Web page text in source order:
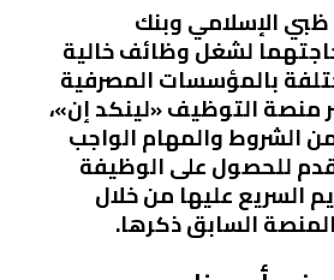
الإسلامي وبنك
لشغل وظائف خالية
بالمؤسسات المصرفية
منصة التوظيف «لينكد إن»،
الشروط والمهام الواجب
للحصول على الوظيفة
السريع عليها من خلال
السابق ذكرها.